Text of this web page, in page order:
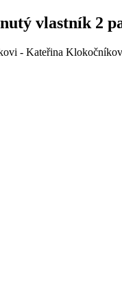
vlastník 2
- Kateřina